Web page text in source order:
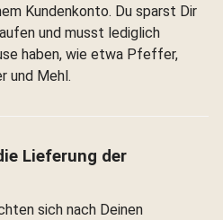
Kundenkonto. Du sparst Dir
und musst lediglich
haben, wie etwa Pfeffer,
und Mehl.
Lieferung der
sich nach Deinen